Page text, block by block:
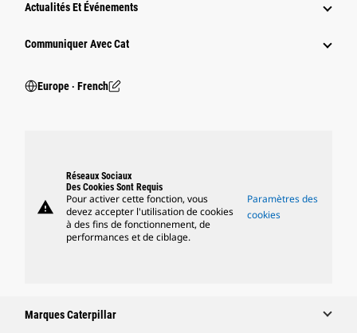
Actualités Et Événements
Communiquer Avec Cat
Europe ‧ French
warning
Réseaux Sociaux
Des Cookies Sont Requis
Pour activer cette fonction, vous
devez accepter l'utilisation de cookies
à des fins de fonctionnement, de
performances et de ciblage.
Paramètres des
cookies
Marques Caterpillar